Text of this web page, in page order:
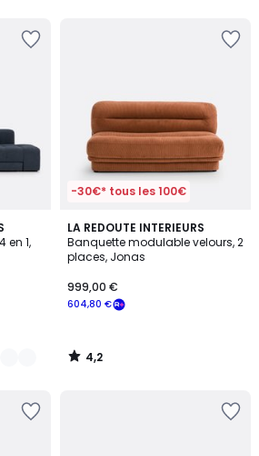
en 1,
-30€* tous les 100€
LA REDOUTE INTERIEURS
Banquette modulable velours, 2
places, Jonas
604,80 €
999,00 €
4,2
/ 5
4,2
/